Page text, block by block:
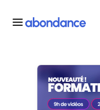
Toutes les actus
Actus SEO
Plateforme